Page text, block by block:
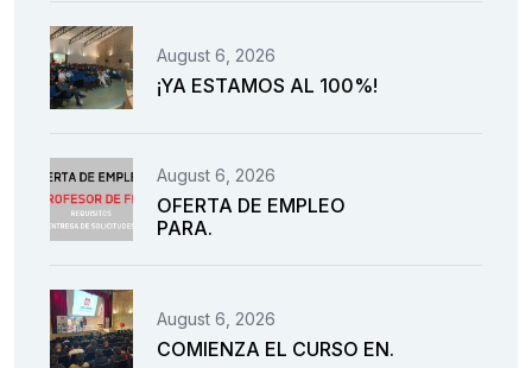
August 6, 2026
¡YA ESTAMOS AL 100%!
August 6, 2026
OFERTA DE EMPLEO
PARA.
August 6, 2026
COMIENZA EL CURSO EN.